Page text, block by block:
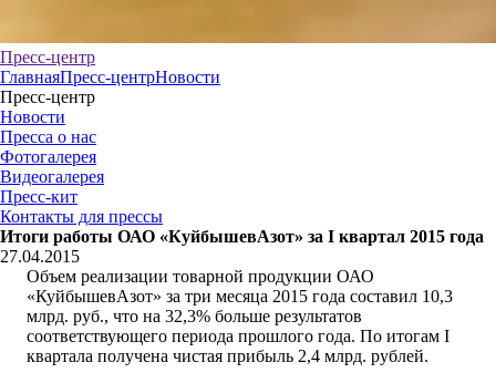
Пресс-центр
ГлавнаяПресс-центрНовости
Пресс-центр
Новости
Пресса о нас
Фотогалерея
Видеогалерея
Пресс-кит
Контакты для прессы
Итоги работы ОАО «КуйбышевАзот» за I квартал 2015 года
27.04.2015
Объем реализации товарной продукции ОАО
«КуйбышевАзот» за три месяца 2015 года составил 10,3
млрд. руб., что на 32,3% больше результатов
соответствующего периода прошлого года. По итогам I
квартала получена чистая прибыль 2,4 млрд. рублей.